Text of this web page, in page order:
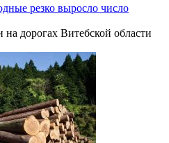
резко выросло число
дорогах Витебской области